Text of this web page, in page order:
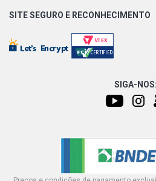
SITE SEGURO E RECONHECIMENTO
SIGA-NOS: